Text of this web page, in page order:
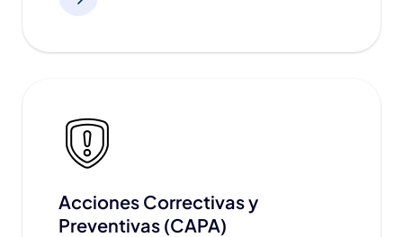
Acciones Correctivas y
Preventivas (CAPA)